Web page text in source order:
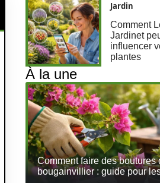
Jardin
Comment
Jardinet
influencer
plantes
À la une
Comment faire des boutures
bougainvillier : guide pour